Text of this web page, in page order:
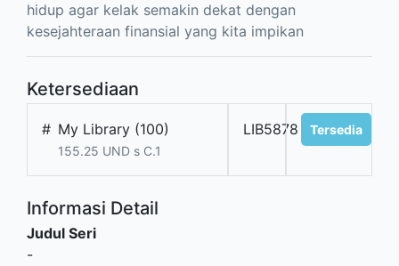
hidup agar kelak semakin dekat dengan
kesejahteraan finansial yang kita impikan
Ketersediaan
# My Library (100)
155.25 UND s C.1
LIB5878 Tersedia
Informasi Detail
Judul Seri
-